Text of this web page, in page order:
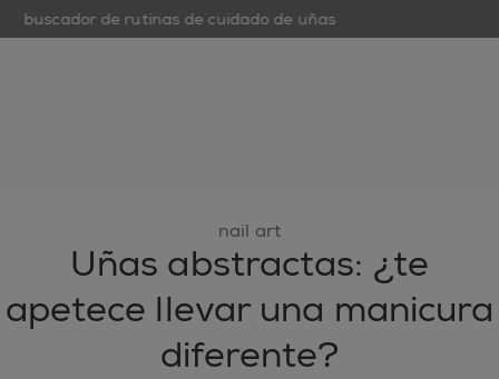
buscador de rutinas de cuidado de uñas
nail art
Uñas abstractas: ¿te
apetece llevar una manicura
diferente?